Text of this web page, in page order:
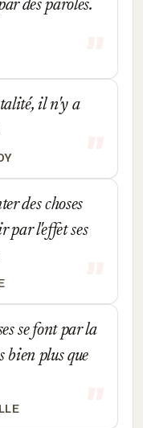
des paroles.
il n'y a
des choses
par l'effet ses
se font par la
bien plus que